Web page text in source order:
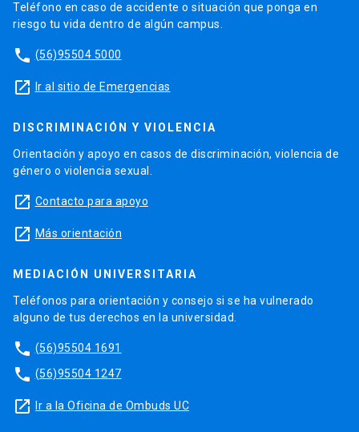
Teléfono en caso de accidente o situación que ponga en
riesgo tu vida dentro de algún campus.
phone (56)95504 5000
launch Ir al sitio de Emergencias
DISCRIMINACIÓN Y VIOLENCIA
Orientación y apoyo en casos de discriminación, violencia de
género o violencia sexual.
launch Contacto para apoyo
launch Más orientación
MEDIACIÓN UNIVERSITARIA
Teléfonos para orientación y consejo si se ha vulnerado
alguno de tus derechos en la universidad.
phone (56)95504 1691
phone (56)95504 1247
launch Ir a la Oficina de Ombuds UC